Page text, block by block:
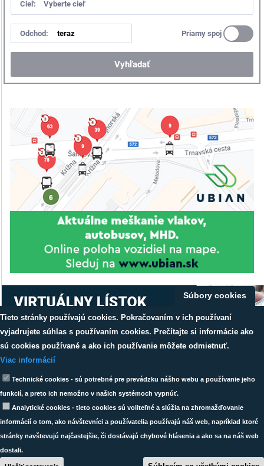
zahraničných prepravcov.
All right reserved | (ochrana osobných údajov)
Súbory cookies
Tieto stránky používajú cookies. Pokračovaním v ich používaní
vyjadrujete súhlas s používaním cookies. Prečítajte si informácie ako
sú cookies používané a ako ich používanie môžete odmietnuť.
Viac informácií
Technické cookies - sú potrebné pre prevádzku nášho webu a používanie jeho
funkcií, a preto ich nemožno v našich systémoch vypnúť.
Analytické cookies - tieto cookies sú voliteľné a slúžia na zhromažďovanie
informácií o tom, ako návštevníci a používatelia používajú náš web, napríklad ktoré
stránky navštevujú najčastejšie, či dostávajú chybové hlásenia a ako sa na náš web
dostali.